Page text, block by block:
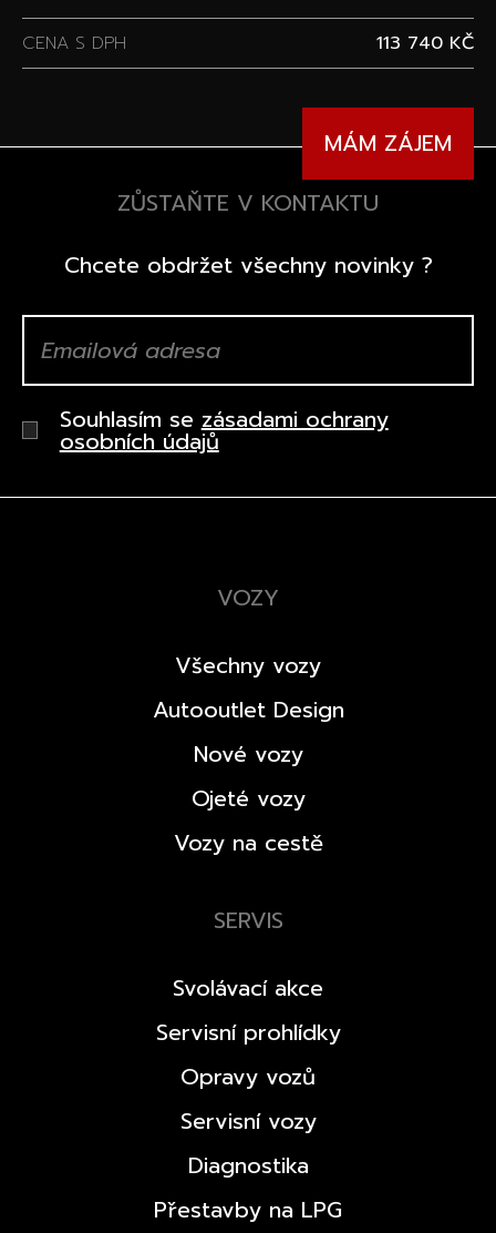
CENA S DPH
113 740 KČ
MÁM ZÁJEM
ZŮSTAŇTE V KONTAKTU
Chcete obdržet všechny novinky ?
Souhlasím sezásadami ochrany
osobních údajů
VOZY
Všechny vozy
Autooutlet Design
Nové vozy
Ojeté vozy
Vozy na cestě
SERVIS
Svolávací akce
Servisní prohlídky
Opravy vozů
Servisní vozy
Diagnostika
Přestavby na LPG